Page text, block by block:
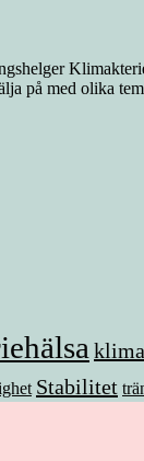
på med olika
Stabilitet